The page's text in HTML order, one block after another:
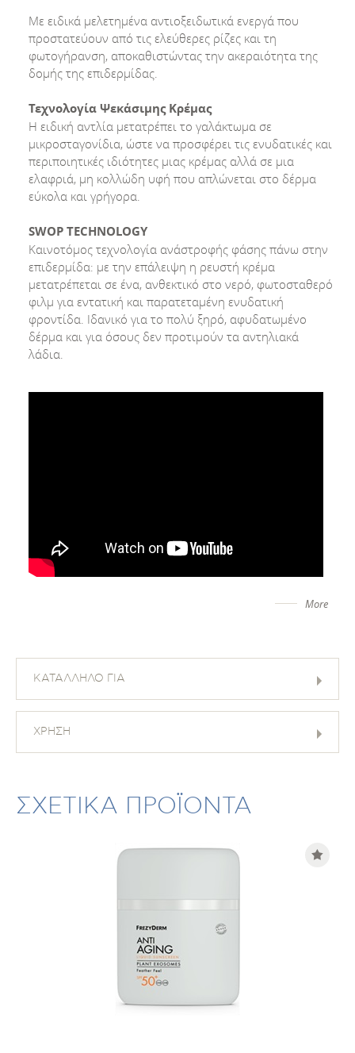
Με ειδικά μελετημένα αντιοξειδωτικά ενεργά που
προστατεύουν από τις ελεύθερες ρίζες και τη
φωτογήρανση, αποκαθιστώντας την ακεραιότητα της
δομής της επιδερμίδας.
Τεχνολογία Ψεκάσιμης Κρέμας
Η ειδική αντλία μετατρέπει το γαλάκτωμα σε
μικροσταγονίδια, ώστε να προσφέρει τις ενυδατικές και
περιποιητικές ιδιότητες μιας κρέμας αλλά σε μια
ελαφριά, μη κολλώδη υφή που απλώνεται στο δέρμα
εύκολα και γρήγορα.
SWOP TECHNOLOGY
Καινοτόμος τεχνολογία ανάστροφής φάσης πάνω στην
επιδερμίδα: με την επάλειψη η ρευστή κρέμα
μετατρέπεται σε ένα, ανθεκτικό στο νερό, φωτοσταθερό
φιλμ για εντατική και παρατεταμένη ενυδατική
φροντίδα. Ιδανικό για το πολύ ξηρό, αφυδατωμένο
δέρμα και για όσους δεν προτιμούν τα αντηλιακά
λάδια.
More
ΚΑΤΑΛΛΗΛΟ ΓΙΑ
ΧΡΗΣΗ
ΣΧΕΤΙΚΑ ΠΡΟΪΟΝΤΑ